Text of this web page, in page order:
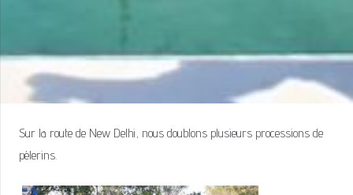
Sur la route de New Delhi, nous doublons plusieurs processions de
pèlerins.